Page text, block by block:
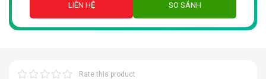
LIÊN HỆ SO SÁNH
Rate this product